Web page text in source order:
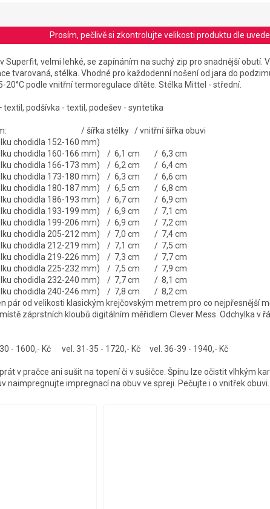
Prosím, pečlivě si zkontrolujte velikosti produktu dle
Superfit, velmi lehké, se zapínáním na suchý zip pro snadnější obutí.
tvarovaná, stélka. Vhodné pro každodenní nošení od jara do
podle vnitřní termoregulace dítěte. Stélka Mittel - střední.
textil, podšívka - textil, podešev - syntetika
v mm: / šířka stélky / vnitřní šířka obuvi
chodidla 152-160 mm)
chodidla 160-166 mm) / 6,1 cm / 6,3 cm
chodidla 166-173 mm) / 6,2 cm / 6,4 cm
chodidla 173-180 mm) / 6,3 cm / 6,6 cm
chodidla 180-187 mm) / 6,5 cm / 6,8 cm
chodidla 186-193 mm) / 6,7 cm / 6,9 cm
chodidla 193-199 mm) / 6,9 cm / 7,1 cm
chodidla 199-206 mm) / 6,9 cm / 7,2 cm
chodidla 205-212 mm) / 7,0 cm / 7,4 cm
chodidla 212-219 mm) / 7,1 cm / 7,5 cm
chodidla 219-226 mm) / 7,3 cm / 7,7 cm
chodidla 225-232 mm) / 7,5 cm / 7,9 cm
chodidla 232-240 mm) / 7,7 cm / 8,1 cm
chodidla 240-246 mm) / 7,8 cm / 8,2 cm
pár od velikosti klasickým krejčovským metrem pro co nejpřesnější
záprstních kloubů digitálním měřidlem Clever Mess. Odchylka v
30 - 1600,- Kč vel. 31-35 - 1720,- Kč vel. 36-39 - 1940,- Kč
v pračce ani sušit na topení či v sušičce. Špínu lze očistit vlhkým
naimpregnujte impregnací na obuv ve spreji. Pečujte i o vnitřek obuvi.